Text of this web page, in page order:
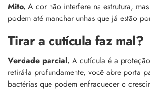
Mito. A cor não interfere na estrutura,
podem até manchar unhas que já estão
Tirar a cutícula faz mal?
Verdade parcial. A cutícula é a
retirá-la profundamente, você abre porta
bactérias que podem enfraquecer o